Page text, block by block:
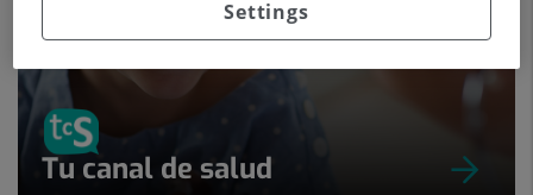
Tu canal de salud
Settings